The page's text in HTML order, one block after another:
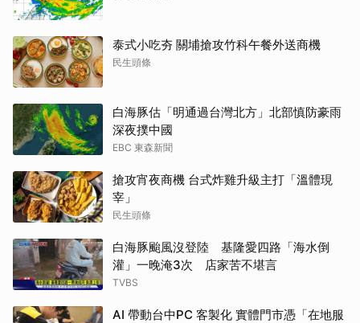
泰式小吃夯 關埔搶攻竹科午餐外送商機
民生頭條
白海豚估「明通過台灣北方」北部慎防豪雨
深夜撲中國
EBC 東森新聞
搶攻宵夜商機 台式炸雞升級主打「溫體現
宰」
民生頭條
白海豚颱風沒登陸 基隆愛四路「海水倒
灌」一晚淹3次 店家苦不堪言
TVBS
AI 帶動台中PC 客製化 實體門市憑「在地服